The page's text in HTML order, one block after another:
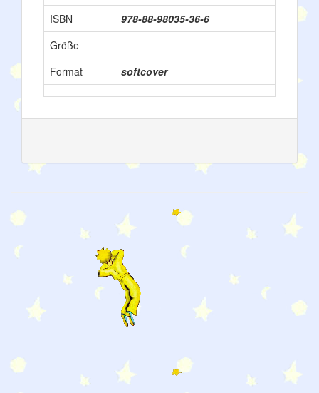
ISBN
978-88-98035-36-6
Größe
Format
softcover